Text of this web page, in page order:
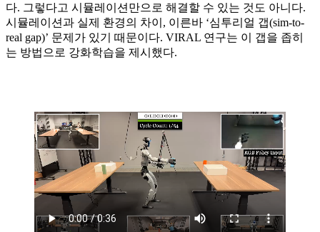
다. 그렇다고 시뮬레이션만으로 해결할 수 있는 것도 아니다.
시뮬레이션과 실제 환경의 차이, 이른바 ‘심투리얼 갭(sim-to-
real gap)’ 문제가 있기 때문이다. VIRAL 연구는 이 갭을 좁히
는 방법으로 강화학습을 제시했다.